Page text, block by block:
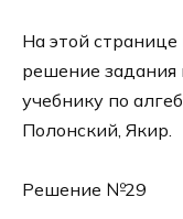
На этой
решение задания
учебнику по
Полонский, Якир.
Решение №29